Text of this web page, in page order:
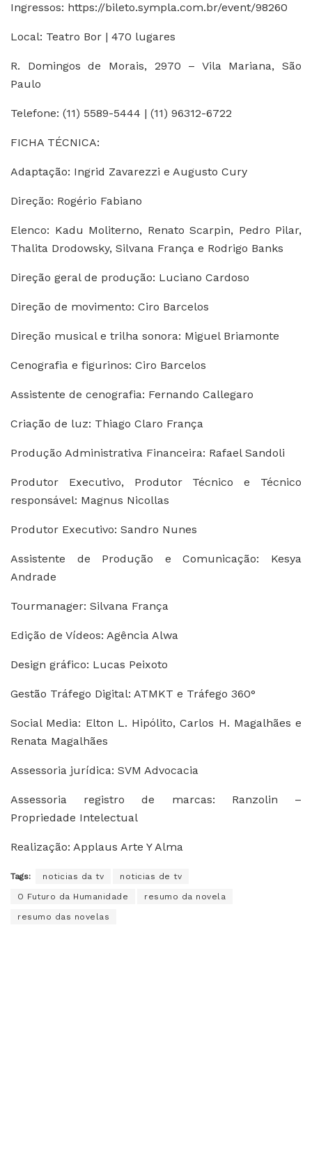
Ingressos: https://bileto.sympla.com.br/event/98260
Local: Teatro Bor | 470 lugares
R. Domingos de Morais, 2970 – Vila Mariana, São
Paulo
Telefone: (11) 5589-5444 | (11) 96312-6722
FICHA TÉCNICA:
Adaptação: Ingrid Zavarezzi e Augusto Cury
Direção: Rogério Fabiano
Elenco: Kadu Moliterno, Renato Scarpin, Pedro Pilar,
Thalita Drodowsky, Silvana França e Rodrigo Banks
Direção geral de produção: Luciano Cardoso
Direção de movimento: Ciro Barcelos
Direção musical e trilha sonora: Miguel Briamonte
Cenografia e figurinos: Ciro Barcelos
Assistente de cenografia: Fernando Callegaro
Criação de luz: Thiago Claro França
Produção Administrativa Financeira: Rafael Sandoli
Produtor Executivo, Produtor Técnico e Técnico
responsável: Magnus Nicollas
Produtor Executivo: Sandro Nunes
Assistente de Produção e Comunicação: Kesya
Andrade
Tourmanager: Silvana França
Edição de Vídeos: Agência Alwa
Design gráfico: Lucas Peixoto
Gestão Tráfego Digital: ATMKT e Tráfego 360°
Social Media: Elton L. Hipólito, Carlos H. Magalhães e
Renata Magalhães
Assessoria jurídica: SVM Advocacia
Assessoria registro de marcas: Ranzolin –
Propriedade Intelectual
Realização: Applaus Arte Y Alma
Tags: noticias da tv noticias de tv
O Futuro da Humanidade resumo da novela
resumo das novelas